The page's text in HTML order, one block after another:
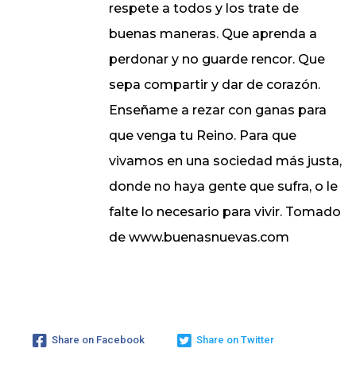
respete a todos y los trate de
buenas maneras. Que aprenda a
perdonar y no guarde rencor. Que
sepa compartir y dar de corazón.
Enseñame a rezar con ganas para
que venga tu Reino. Para que
vivamos en una sociedad más justa,
donde no haya gente que sufra, o le
falte lo necesario para vivir. Tomado
de www.buenasnuevas.com
Share on Facebook Share on Twitter